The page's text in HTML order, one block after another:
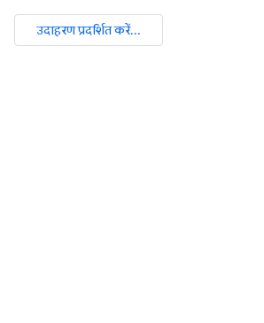
उदाहरण प्रदर्शित करें...